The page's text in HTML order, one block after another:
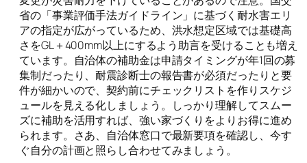
省の「事業評価手法ガイドライン」に基づく耐水害エリ
アの指定が広がっているため、洪水想定区域では基礎高
さをGL＋400mm以上にするよう助言を受けることも増え
ています。自治体の補助金は申請タイミングが年1回の募
集制だったり、耐震診断士の報告書が必須だったりと要
件が細かいので、契約前にチェックリストを作りスケジ
ュールを見える化しましょう。しっかり理解してスムー
ズに補助を活用すれば、強い家づくりをよりお得に進め
られます。さあ、自治体窓口で最新要項を確認し、今す
ぐ自分の計画と照らし合わせてみましょう。